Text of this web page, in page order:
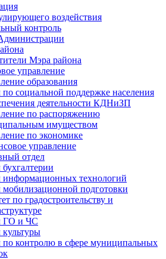
воздействия
контроль
Мэра района
управление
образования
по социальной поддержке населения
деятельности КДНиЗП
по распоряжению
имуществом
по экономике
управление
отдел
информационных технологий
мобилизационной подготовки
по градостроительству и
ГО и ЧС
по контролю в сфере муниципальных